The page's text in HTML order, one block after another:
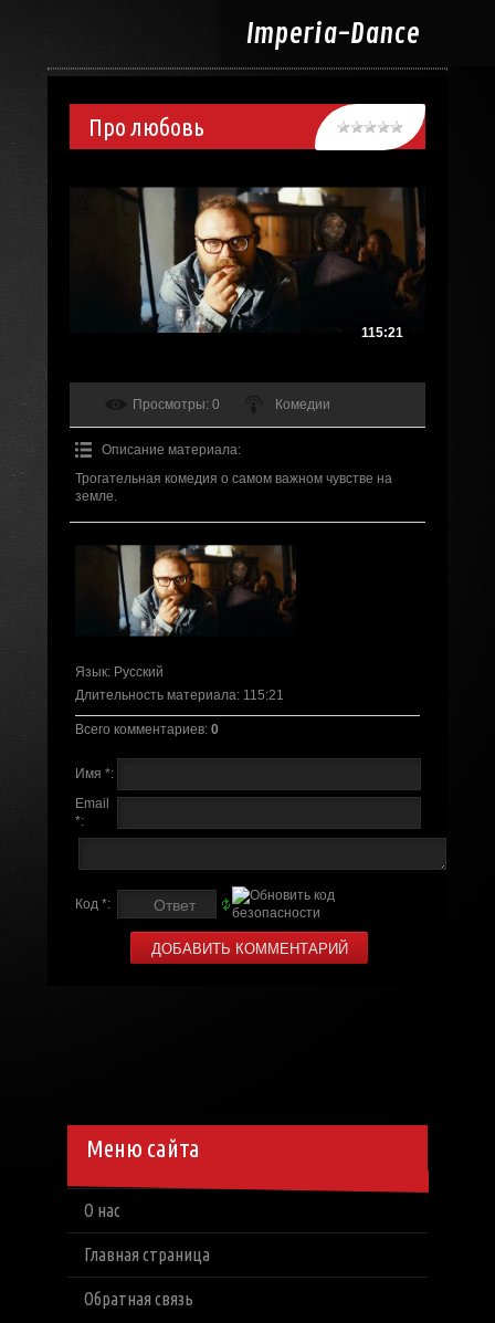
Imperia-Dance
Про любовь
115:21
Просмотры: 0 Комедии
Описание материала:
Трогательная комедия о самом важном чувстве на
земле.
Язык: Русский
Длительность материала: 115:21
Всего комментариев: 0
Имя *:
Email
*:
Код *:
Меню сайта
О нас
Главная страница
Обратная связь